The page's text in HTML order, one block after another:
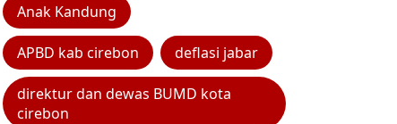
Anak Kandung
APBD kab cirebon deflasi jabar
direktur dan dewas BUMD kota
cirebon